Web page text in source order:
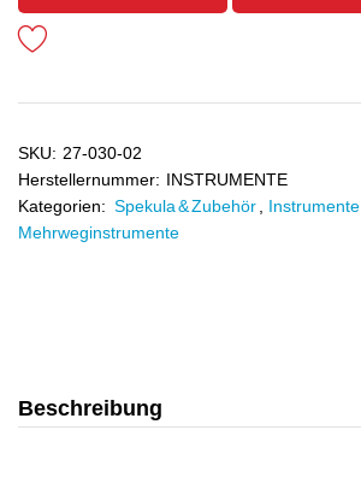
SKU: 27-030-02
Herstellernummer: INSTRUMENTE
Kategorien: Spekula & Zubehör Instrumente
Mehrweginstrumente
Beschreibung